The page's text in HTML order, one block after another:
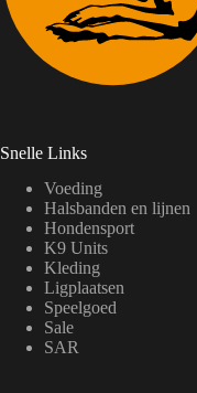
Snelle Links
Voeding
Halsbanden en lijnen
Hondensport
K9 Units
Kleding
Ligplaatsen
Speelgoed
Sale
SAR